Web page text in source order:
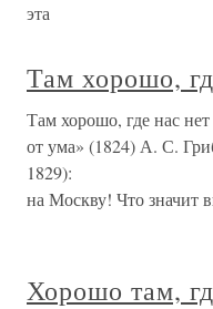
эта
Там хорошо,
Там хорошо, где нас
от ума» (1824) А. С.
1829): С о
на Москву! Что значит
Ч а ц к
Хорошо там,